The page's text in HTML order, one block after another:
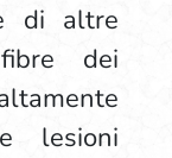
di altre
dei
lesioni